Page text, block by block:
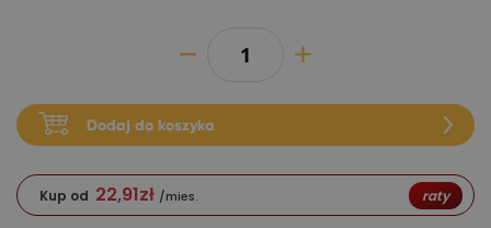
Dodaj do koszyka
Kup od 22,91zł /mies. raty